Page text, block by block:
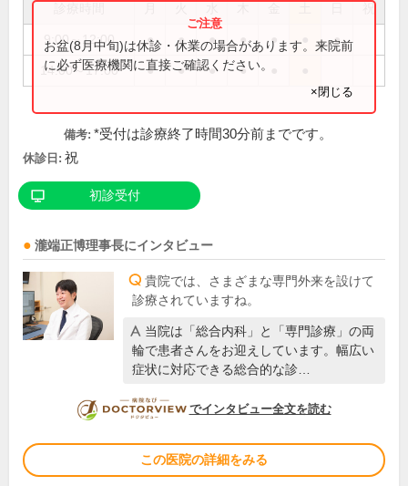
祝
9:00～12:00 ● ● ● ● ● ●
14:00～17:00 ● ● ● ●
お盆(8月中旬)は休診・休業の場合があります。来院前
に必ず医療機関に直接ご確認ください。
×閉じる
備考: *受付は診療終了時間30分前までです。
休診日: 祝
初診受付
瀧端正博理事長にインタビュー
貴院では、さまざまな専門外来を設けて
診療されていますね。
当院は「総合内科」と「専門診療」の両
輪で患者さんをお迎えしています。幅広い
症状に対応できる総合的な診…
DOCTORVIEW
でインタビュー全文を読む
この医院の詳細をみる